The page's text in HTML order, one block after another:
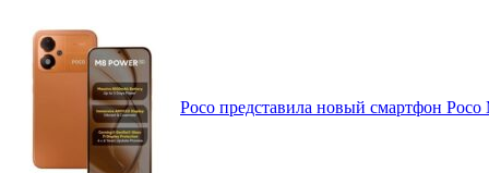
Poco представила новый смартфон